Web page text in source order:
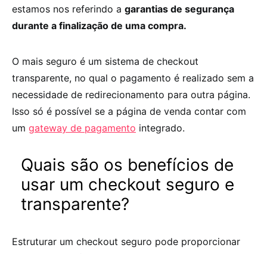
estamos nos referindo a garantias de segurança
durante a finalização de uma compra.
O mais seguro é um sistema de checkout
transparente, no qual o pagamento é realizado sem a
necessidade de redirecionamento para outra página.
Isso só é possível se a página de venda contar com
um gateway de pagamento integrado.
Quais são os benefícios de
usar um checkout seguro e
transparente?
Estruturar um checkout seguro pode proporcionar